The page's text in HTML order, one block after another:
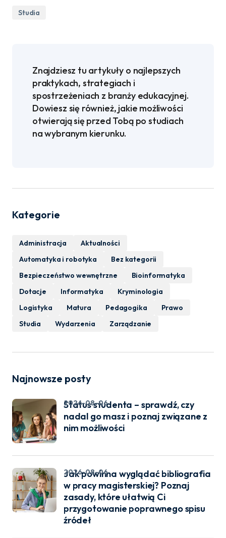
Studia
Znajdziesz tu artykuły o najlepszych
praktykach, strategiach i
spostrzeżeniach z branży edukacyjnej.
Dowiesz się również, jakie możliwości
otwierają się przed Tobą po studiach
na wybranym kierunku.
Kategorie
Administracja
Aktualności
Automatyka i robotyka
Bez kategorii
Bezpieczeństwo wewnętrzne
Bioinformatyka
Dotacje
Informatyka
Kryminologia
Logistyka
Matura Pedagogika
Prawo
Studia
Wydarzenia Zarządzanie
Najnowsze posty
Status studenta – sprawdź, czy
nadal go masz i poznaj związane z
nim możliwości
2026-08-06
Jak powinna wyglądać bibliografia
w pracy magisterskiej? Poznaj
zasady, które ułatwią Ci
przygotowanie poprawnego spisu
źródeł
2026-08-06